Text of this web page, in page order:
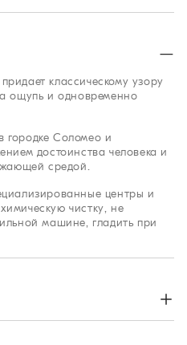
классическому узору
ощупь и одновременно
городке Соломео и
достоинства человека и
средой.
центры и
чистку, не
машине, гладить при